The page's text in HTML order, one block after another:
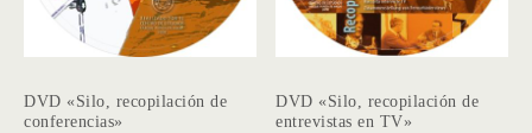
DVD «Silo, recopilación de
conferencias»
DVD «Silo, recopilación de
entrevistas en TV»